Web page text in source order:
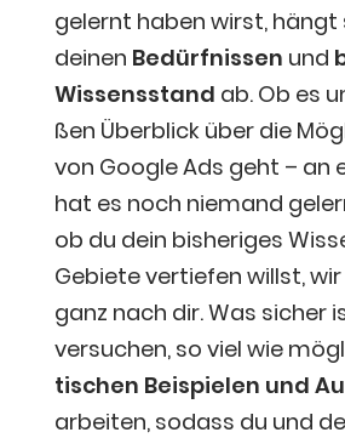
gelernt haben wirst,
dei­nen Bedürf­nis­sen und
Wis­sens­stand ab. Ob es
ßen Über­blick über die
von Goog­le Ads geht – an
hat es noch nie­mand
ob du dein bis­he­ri­ges
Gebie­te ver­tie­fen willst,
ganz nach dir. Was sicher
ver­su­chen, so viel wie
ti­schen Bei­spie­len und
arbei­ten, sodass du und